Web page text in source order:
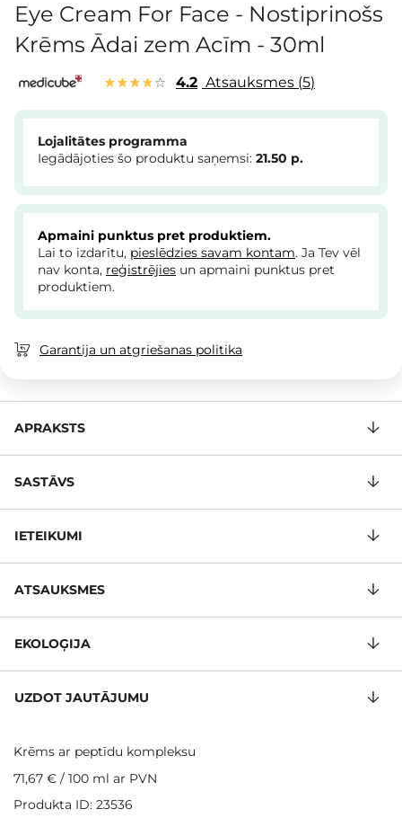
Eye Cream For Face - Nostiprinošs
Krēms Ādai zem Acīm - 30ml
4.2 Atsauksmes 5
Lojalitātes programma
Iegādājoties šo produktu saņemsi: 21.50 p.
Apmaini punktus pret produktiem.
Lai to izdarītu, pieslēdzies savam kontam. Ja Tev vēl
nav konta, reģistrējies un apmaini punktus pret
produktiem.
Garantija un atgriešanas politika
APRAKSTS
SASTĀVS
IETEIKUMI
ATSAUKSMES
EKOLOĢIJA
UZDOT JAUTĀJUMU
Krēms ar peptīdu kompleksu
71,67 € / 100 ml ar PVN
Produkta ID: 23536